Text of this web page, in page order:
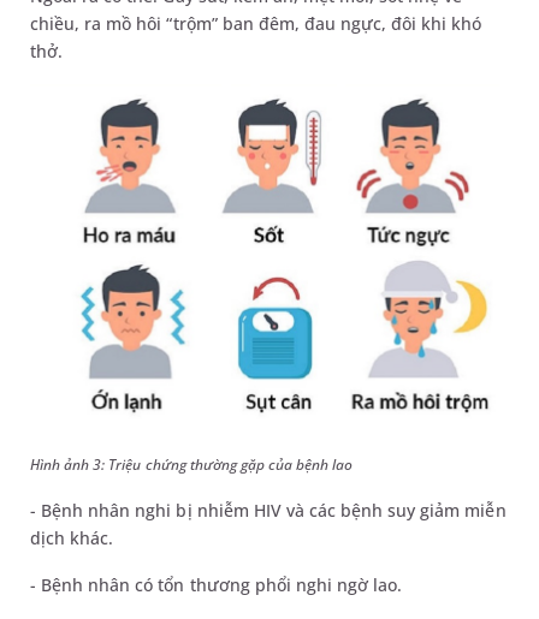
chiều, ra mồ hôi “trộm” ban đêm, đau ngực, đôi khi khó
thở.
Hình ảnh 3: Triệu chứng thường gặp của bệnh lao
- Bệnh nhân nghi bị nhiễm HIV và các bệnh suy giảm miễn
dịch khác.
- Bệnh nhân có tổn thương phổi nghi ngờ lao.